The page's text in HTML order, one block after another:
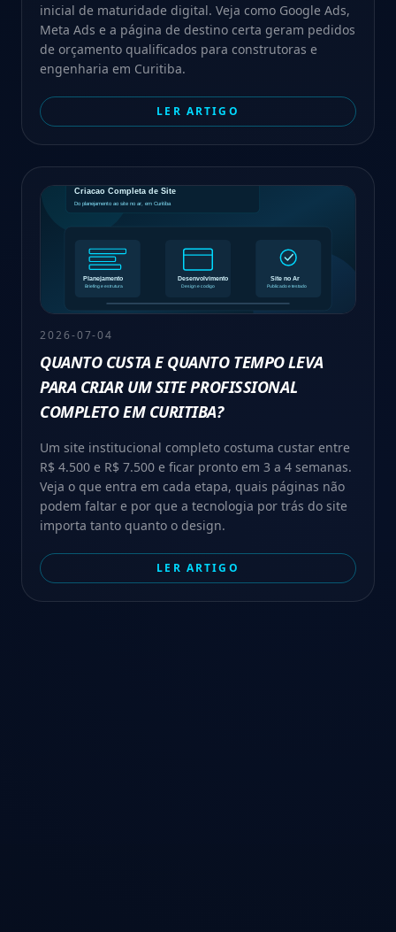
inicial de maturidade digital. Veja como Google Ads,
Meta Ads e a página de destino certa geram pedidos
de orçamento qualificados para construtoras e
engenharia em Curitiba.
LER ARTIGO
2026-07-04
QUANTO CUSTA E QUANTO TEMPO LEVA
PARA CRIAR UM SITE PROFISSIONAL
COMPLETO EM CURITIBA?
Um site institucional completo costuma custar entre
R$ 4.500 e R$ 7.500 e ficar pronto em 3 a 4 semanas.
Veja o que entra em cada etapa, quais páginas não
podem faltar e por que a tecnologia por trás do site
importa tanto quanto o design.
LER ARTIGO